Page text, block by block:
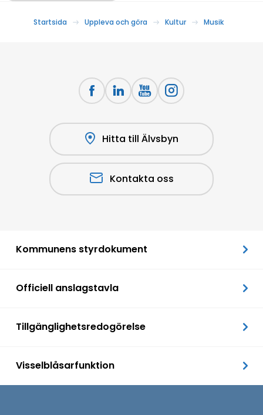
Startsida Uppleva och göra Kultur Musik
Hitta till Älvsbyn
Kontakta oss
Kommunens styrdokument
Officiell anslagstavla
Tillgänglighetsredogörelse
Visselblåsarfunktion